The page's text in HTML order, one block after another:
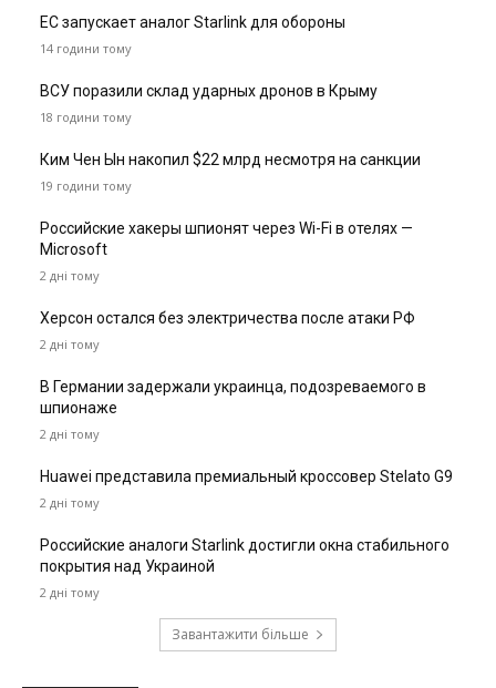
ЕС запускает аналог Starlink для обороны
14 години тому
ВСУ поразили склад ударных дронов в Крыму
18 години тому
Ким Чен Ын накопил $22 млрд несмотря на санкции
19 години тому
Российские хакеры шпионят через Wi-Fi в отелях —
Microsoft
2 дні тому
Херсон остался без электричества после атаки РФ
2 дні тому
В Германии задержали украинца, подозреваемого в
шпионаже
2 дні тому
Huawei представила премиальный кроссовер Stelato G9
2 дні тому
Российские аналоги Starlink достигли окна стабильного
покрытия над Украиной
2 дні тому
Завантажити більше